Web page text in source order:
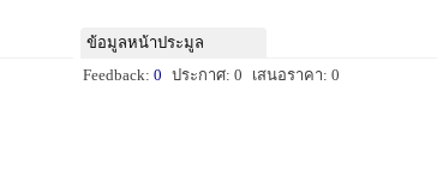
ข้อมูลหน้าประมูล
Feedback: 0 ประกาศ: 0 เสนอราคา: 0